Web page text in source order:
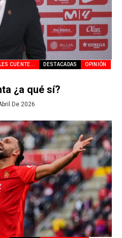
CUENTE... DESTACADAS
OPINIÓN
¿a qué sí?
De 2026